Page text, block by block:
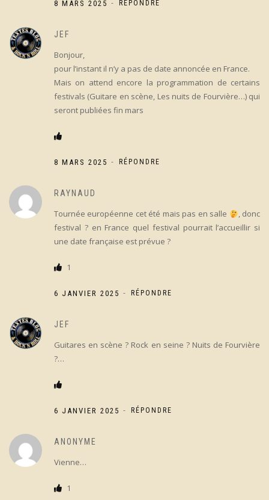
8 MARS 2025 - RÉPONDRE
JEF
Bonjour,
pour l’instant il n’y a pas de date annoncée en France.
Mais on attend encore la programmation de certains
festivals (Guitare en scène, Les nuits de Fourvière…) qui
seront publiées fin mars
8 MARS 2025 - RÉPONDRE
RAYNAUD
Tournée européenne cet été mais pas en salle
, donc
festival ? en France quel festival pourrait l’accueillir si
une date française est prévue ?
1
6 JANVIER 2025 - RÉPONDRE
JEF
Guitares en scène ? Rock en seine ? Nuits de Fourvière
?…
6 JANVIER 2025 - RÉPONDRE
ANONYME
Vienne…
1